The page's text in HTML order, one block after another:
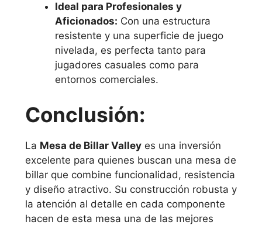
Ideal para Profesionales y
Aficionados: Con una estructura
resistente y una superficie de juego
nivelada, es perfecta tanto para
jugadores casuales como para
entornos comerciales.
Conclusión:
La Mesa de Billar Valleyes una inversión
excelente para quienes buscan una mesa de
billar que combine funcionalidad, resistencia
y diseño atractivo. Su construcción robusta y
la atención al detalle en cada componente
hacen de esta mesa una de las mejores